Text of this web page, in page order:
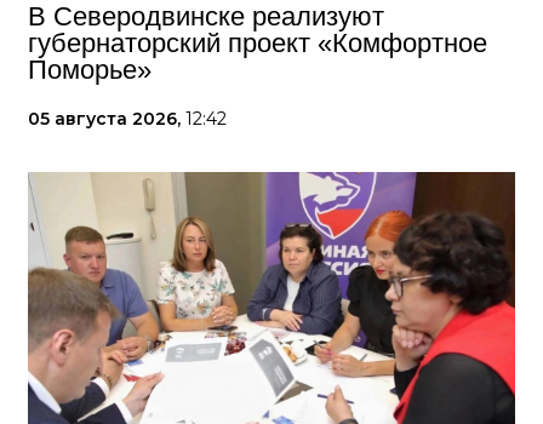
В Северодвинске реализуют
губернаторский проект «Комфортное
Поморье»
05 августа 2026, 12:42